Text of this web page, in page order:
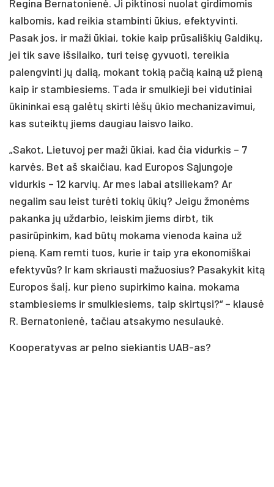
Regina Bernatonienė. Ji piktinosi nuolat girdimomis
kalbomis, kad reikia stambinti ūkius, efektyvinti.
Pasak jos, ir maži ūkiai, tokie kaip prūsališkių Galdikų,
jei tik save išsilaiko, turi teisę gyvuoti, tereikia
palengvinti jų dalią, mokant tokią pačią kainą už pieną
kaip ir stambiesiems. Tada ir smulkieji bei vidutiniai
ūkininkai esą galėtų skirti lėšų ūkio mechanizavimui,
kas suteiktų jiems daugiau laisvo laiko.
„Sakot, Lietuvoj per maži ūkiai, kad čia vidurkis – 7
karvės. Bet aš skaičiau, kad Europos Sąjungoje
vidurkis – 12 karvių. Ar mes labai atsiliekam? Ar
negalim sau leist turėti tokių ūkių? Jeigu žmonėms
pakanka jų uždarbio, leiskim jiems dirbt, tik
pasirūpinkim, kad būtų mokama vienoda kaina už
pieną. Kam remti tuos, kurie ir taip yra ekonomiškai
efektyvūs? Ir kam skriausti mažuosius? Pasakykit kitą
Europos šalį, kur pieno supirkimo kaina, mokama
stambiesiems ir smulkiesiems, taip skirtųsi?“ – klausė
R. Bernatonienė, tačiau atsakymo nesulaukė.
Kooperatyvas ar pelno siekiantis UAB-as?